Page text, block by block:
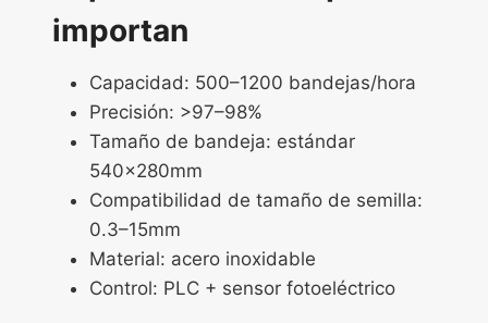
importan
Capacidad: 500–1200 bandejas/hora
Precisión: >97–98%
Tamaño de bandeja: estándar
540×280mm
Compatibilidad de tamaño de semilla:
0.3–15mm
Material: acero inoxidable
Control: PLC + sensor fotoeléctrico